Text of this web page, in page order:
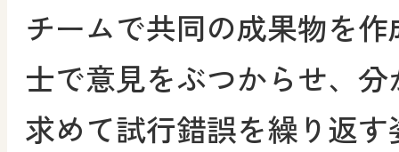
チームで共同の成果物を
士で意見をぶつからせ、
求めて試行錯誤を繰り返